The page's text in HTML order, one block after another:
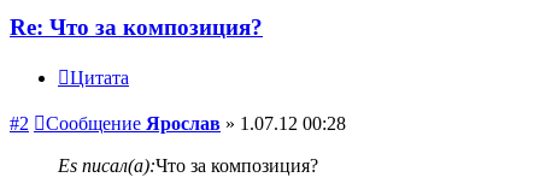
Re: Что за композиция?
Цитата
#2 Сообщение Ярослав » 1.07.12 00:28
Es писал(а):Что за композиция?